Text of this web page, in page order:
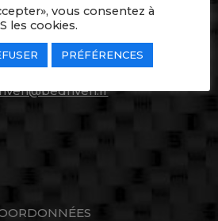
CONTACT
vous consentez à
les cookies.
PRÉFÉRENCES